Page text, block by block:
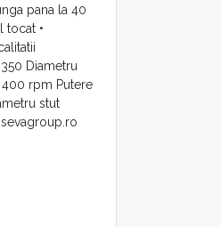
pana la 40
tocat •
Diametru
rpm Putere
stut